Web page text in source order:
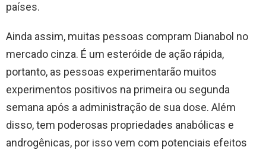
países.
Ainda assim, muitas pessoas compram Dianabol no
mercado cinza. É um esteróide de ação rápida,
portanto, as pessoas experimentarão muitos
experimentos positivos na primeira ou segunda
semana após a administração de sua dose. Além
disso, tem poderosas propriedades anabólicas e
androgênicas, por isso vem com potenciais efeitos